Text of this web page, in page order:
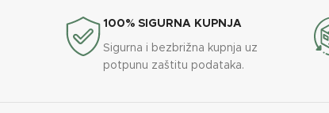
100% SIGURNA KUPNJA
Sigurna i bezbrižna kupnja uz
potpunu zaštitu podataka.